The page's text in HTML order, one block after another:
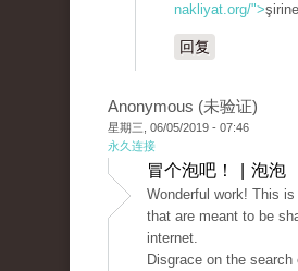
nakliyat.org/">
回复
Anonymous (未验证)
星期三, 06/05/2019 - 07:46
永久连接
冒个泡吧！ | 泡泡
Wonderful work! This
that are meant to be
internet.
Disgrace on the